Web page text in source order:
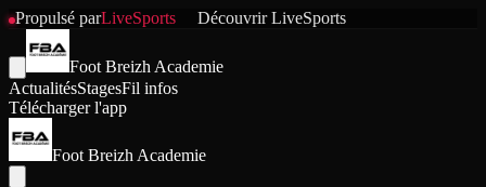
Propulsé parLiveSports DécouvrirLiveSports
Foot Breizh Academie
ActualitésStagesFil infos
Télécharger l'app
Foot Breizh Academie